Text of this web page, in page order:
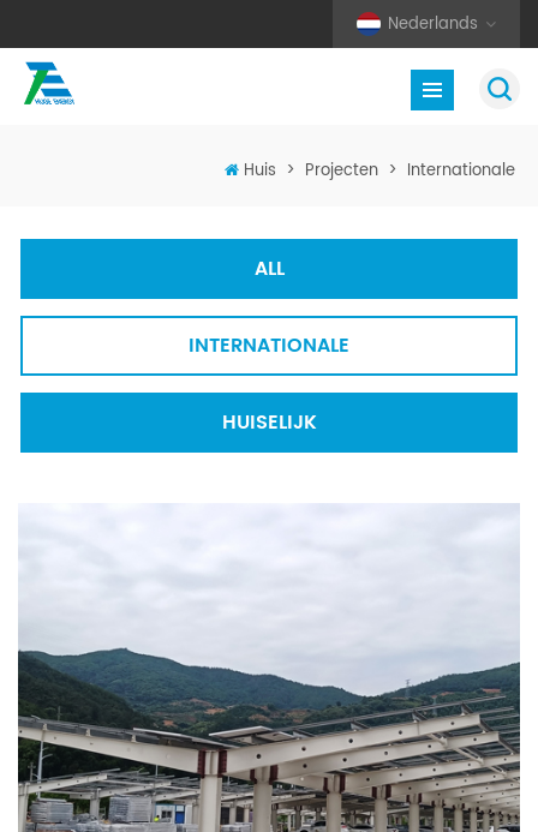
Nederlands
Huis > Projecten > Internationale
ALL
INTERNATIONALE
HUISELIJK